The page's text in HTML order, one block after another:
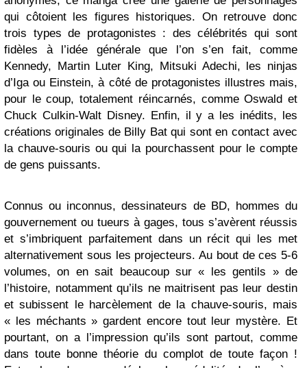
qui côtoient les figures historiques. On retrouve donc
trois types de protagonistes : des célébrités qui sont
fidèles à l’idée générale que l’on s’en fait, comme
Kennedy, Martin Luter King, Mitsuki Adechi, les ninjas
d’Iga ou Einstein, à côté de protagonistes illustres mais,
pour le coup, totalement réincarnés, comme Oswald et
Chuck Culkin-Walt Disney. Enfin, il y a les inédits, les
créations originales de Billy Bat qui sont en contact avec
la chauve-souris ou qui la pourchassent pour le compte
de gens puissants.
Connus ou inconnus, dessinateurs de BD, hommes du
gouvernement ou tueurs à gages, tous s’avèrent réussis
et s’imbriquent parfaitement dans un récit qui les met
alternativement sous les projecteurs. Au bout de ces 5-6
volumes, on en sait beaucoup sur « les gentils » de
l’histoire, notamment qu’ils ne maitrisent pas leur destin
et subissent le harcèlement de la chauve-souris, mais
« les méchants » gardent encore tout leur mystère. Et
pourtant, on a l’impression qu’ils sont partout, comme
dans toute bonne théorie du complot de toute façon !